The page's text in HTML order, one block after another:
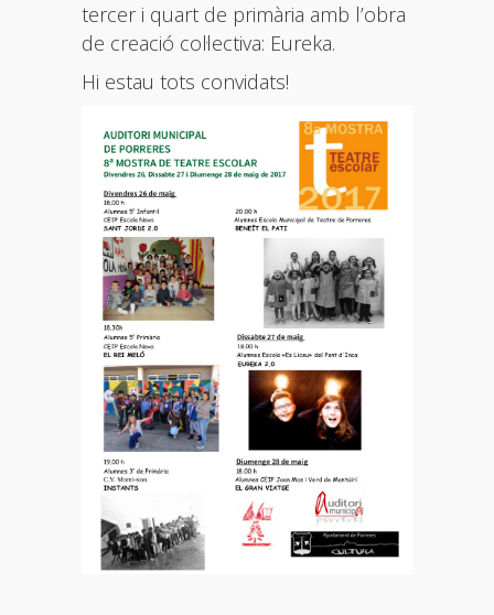
tercer i quart de primària amb l’obra
de creació col·lectiva: Eureka.
Hi estau tots convidats!